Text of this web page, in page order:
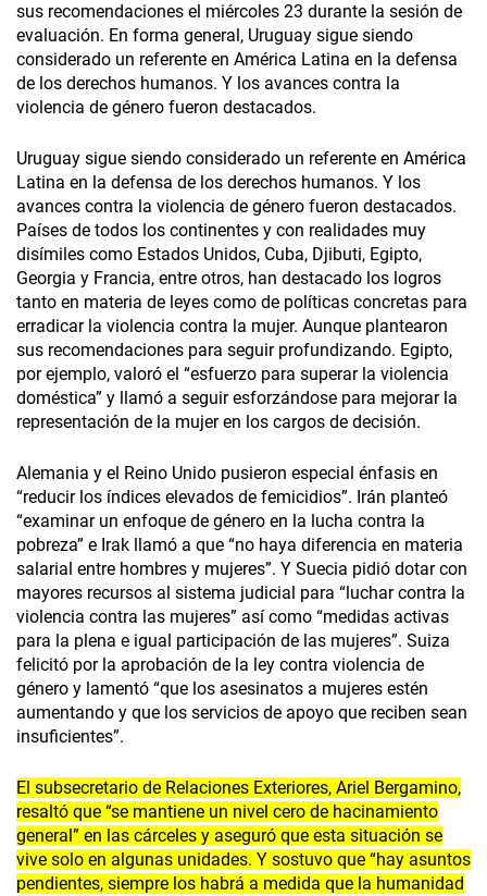
sus recomendaciones el miércoles 23 durante la sesión de
evaluación. En forma general, Uruguay sigue siendo
considerado un referente en América Latina en la defensa
de los derechos humanos. Y los avances contra la
violencia de género fueron destacados.
Uruguay sigue siendo considerado un referente en América
Latina en la defensa de los derechos humanos. Y los
avances contra la violencia de género fueron destacados.
Países de todos los continentes y con realidades muy
disímiles como Estados Unidos, Cuba, Djibuti, Egipto,
Georgia y Francia, entre otros, han destacado los logros
tanto en materia de leyes como de políticas concretas para
erradicar la violencia contra la mujer. Aunque plantearon
sus recomendaciones para seguir profundizando. Egipto,
por ejemplo, valoró el “esfuerzo para superar la violencia
doméstica” y llamó a seguir esforzándose para mejorar la
representación de la mujer en los cargos de decisión.
Alemania y el Reino Unido pusieron especial énfasis en
“reducir los índices elevados de femicidios”. Irán planteó
“examinar un enfoque de género en la lucha contra la
pobreza” e Irak llamó a que “no haya diferencia en materia
salarial entre hombres y mujeres”. Y Suecia pidió dotar con
mayores recursos al sistema judicial para “luchar contra la
violencia contra las mujeres” así como “medidas activas
para la plena e igual participación de las mujeres”. Suiza
felicitó por la aprobación de la ley contra violencia de
género y lamentó “que los asesinatos a mujeres estén
aumentando y que los servicios de apoyo que reciben sean
insuficientes”.
El subsecretario de Relaciones Exteriores, Ariel Bergamino,
resaltó que “se mantiene un nivel cero de hacinamiento
general” en las cárceles y aseguró que esta situación se
vive solo en algunas unidades. Y sostuvo que “hay asuntos
pendientes, siempre los habrá a medida que la humanidad